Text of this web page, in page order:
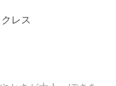
レス